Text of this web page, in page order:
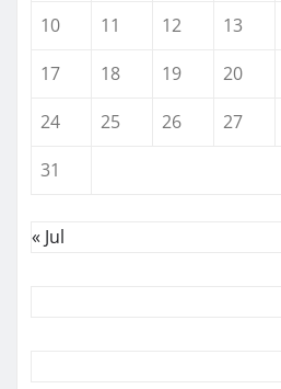
10
11 12 13
17
18 19 20
24
25 26 27
31
« Jul